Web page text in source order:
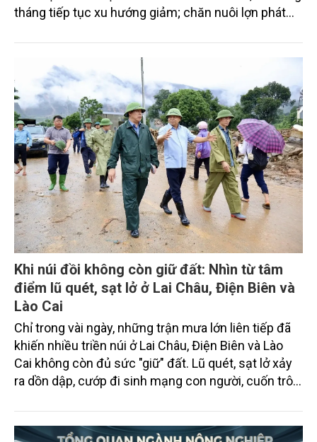
tháng tiếp tục xu hướng giảm; chăn nuôi lợn phát
trưởng khá. Diện tích rừng trồng mới và sản lượng
thủy sản đều tăng nhẹ.
Khi núi đồi không còn giữ đất: Nhìn từ tâm
điểm lũ quét, sạt lở ở Lai Châu, Điện Biên và
Lào Cai
Chỉ trong vài ngày, những trận mưa lớn liên tiếp đã
khiến nhiều triền núi ở Lai Châu, Điện Biên và Lào
Cai không còn đủ sức "giữ" đất. Lũ quét, sạt lở xảy
ra dồn dập, cướp đi sinh mạng con người, cuốn trôi
trống khó lấp đầy giữa núi rừng Tây Bắc. Đằng sau
hơn 255 tỷ đồng thiệt hại không chỉ là những con